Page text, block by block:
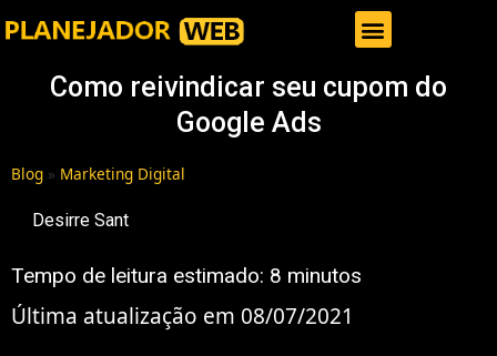
Como reivindicar seu cupom do
Google Ads
Blog » Marketing Digital
Desirre Sant
Tempo de leitura estimado: 8 minutos
Última atualização em 08/07/2021